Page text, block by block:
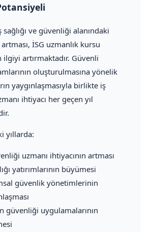
sağlığı ve güvenliği alanındaki
artması, İSG uzmanlık kursu
ilgiyi artırmaktadır. Güvenli
oluşturulmasına yönelik
yaygınlaşmasıyla birlikte iş
ihtiyacı her geçen yıl
yıllarda:
uzmanı ihtiyacının artması
yatırımlarının büyümesi
güvenlik yönetimlerinin
güvenliği uygulamalarının